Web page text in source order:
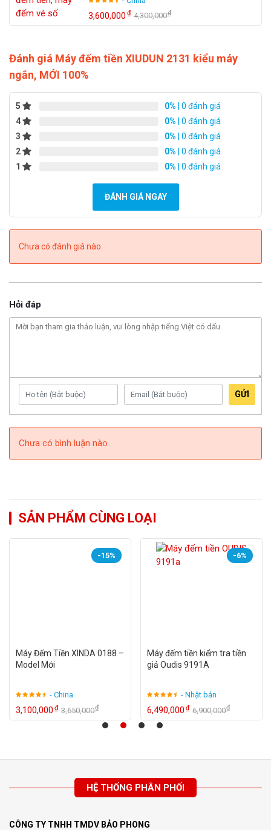
Ưu đãi hấp dẫn dành cho khách hàng lâu năm, khách
hàng thân thiết, mua nhiều sản phẩm
Nếu bạn có nhu cầu muamáy đếm tiền giá rẻtại Huếhãy
liên hệ Công Ty TNHH TMDV Bảo Phong. Với nhiều năm kinh
nghiệm cùng hàng loạt sản phẩm chính hãng, chúng tôi sẽ
mang lại cho bạn sự an tâm tối đa khi chọn mua hàng!
Lưu ý:
Nếu yêu thích sản phẩm của chúng tôi, vui lòng chọn
nút "Mua Ngay" bên cạnh hoặc gọi điện đến Hotline
0949.22.39.42
để được tư vấn MIỄN PHÍ.
3,600,000₫ 4,300,000₫
Đánh giá Máy đếm tiền XIUDUN 2131 kiểu máy
ngắn, MỚI 100%
5 0% | 0 đánh giá
4
0% | 0 đánh giá
3
0% | 0 đánh giá
2
0% | 0 đánh giá
1
0% | 0 đánh giá
ĐÁNH GIÁ NGAY
Chưa có đánh giá nào.
Hỏi đáp
GỬI
Chưa có bình luận nào
SẢN PHẨM CÙNG LOẠI
-15%
Máy Đếm Tiền XINDA 0188 –
Model Mới
- China
3,100,000₫ 3,650,000₫
-6%
Máy đếm tiền kiểm tra tiền
giả Oudis 9191A
- Nhật bản
6,490,000₫ 6,900,000₫
HỆ THỐNG PHÂN PHỐI
CÔNG TY TNHH TMDV BẢO PHONG